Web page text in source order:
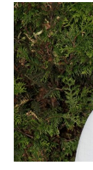
Miroslava
Hanuše
byla
kdysi
jeho
učitelkou.
Snubní
prstýnky
sehnala
doslova
za
pár
korun